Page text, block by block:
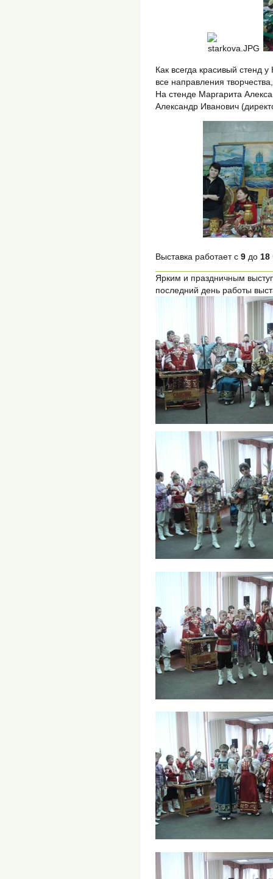
Как всегда красивый стенд у
все направления
На стенде Маргарита
Александр Иванович
Выставка работает с 9 до 18
Ярким и праздничным
последний день работы